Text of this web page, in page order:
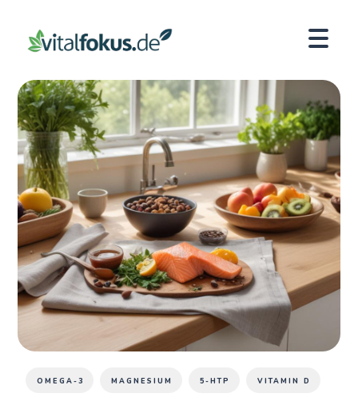
OMEGA-3 MAGNESIUM 5-HTP VITAMIN D